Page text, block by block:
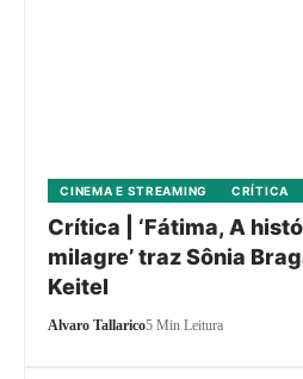
CINEMA E STREAMING CRÍTICA
Crítica | ‘Fátima, A
milagre’ traz Sônia
Keitel
Alvaro Tallarico5 Min Leitura